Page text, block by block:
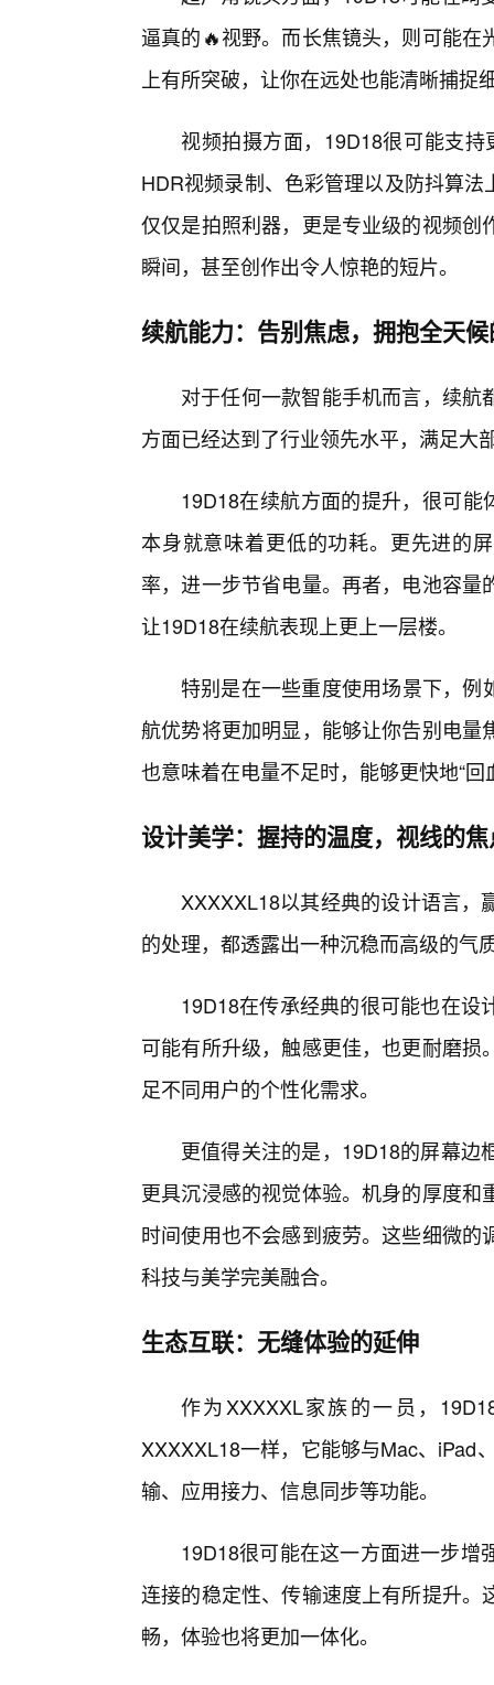
逼真的🔥视野。而长焦镜头，则可能
上有所突破，让你在远处也能清晰捕捉
视频拍摄方面，19D18很可能支
HDR视频录制、色彩管理以及防抖算
仅仅是拍照利器，更是专业级的视频
瞬间，甚至创作出令人惊艳的短片。
续航能力：告别焦虑，拥抱全天
对于任何一款智能手机而言，续
方面已经达到了行业领先水平，满足大
19D18在续航方面的提升，很可
本身就意味着更低的功耗。更先进的
率，进一步节省电量。再者，电池容
让19D18在续航表现上更上一层楼。
特别是在一些重度使用场景下，
航优势将更加明显，能够让你告别电
也意味着在电量不足时，能够更快地“回
设计美学：握持的温度，视线的
XXXXXL18以其经典的设计语言
的处理，都透露出一种沉稳而高级的气
19D18在传承经典的很可能也在设
可能有所升级，触感更佳，也更耐磨
足不同用户的个性化需求。
更值得关注的是，19D18的屏幕边
更具沉浸感的视觉体验。机身的厚度
时间使用也不会感到疲劳。这些细微
科技与美学完美融合。
生态互联：无缝体验的延伸
作为XXXXXL家族的一员，
XXXXXL18一样，它能够与Mac、iPad
输、应用接力、信息同步等功能。
19D18很可能在这一方面进一步增
连接的稳定性、传输速度上有所提升
畅，体验也将更加一体化。